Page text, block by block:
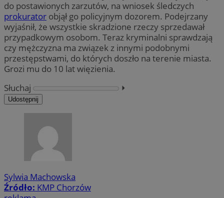
do postawionych zarzutów, na wniosek śledczych
prokurator objął go policyjnym dozorem. Podejrzany
wyjaśnił, że wszystkie skradzione rzeczy sprzedawał
przypadkowym osobom. Teraz kryminalni sprawdzają
czy mężczyzna ma związek z innymi podobnymi
przestępstwami, do których doszło na terenie miasta.
Grozi mu do 10 lat więzienia.
Słuchaj
⏵︎
Udostępnij
Sylwia Machowska
Źródło: KMP Chorzów